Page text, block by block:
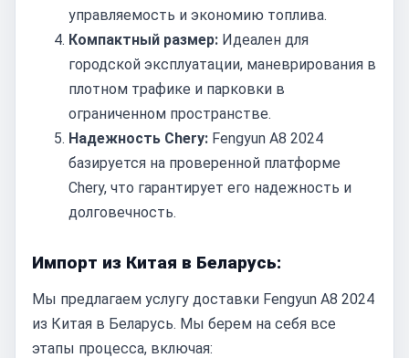
управляемость и экономию топлива.
Компактный размер: Идеален для
городской эксплуатации, маневрирования в
плотном трафике и парковки в
ограниченном пространстве.
Надежность Chery: Fengyun A8 2024
базируется на проверенной платформе
Chery, что гарантирует его надежность и
долговечность.
Импорт из Китая в Беларусь:
Мы предлагаем услугу доставки Fengyun A8 2024
из Китая в Беларусь. Мы берем на себя все
этапы процесса, включая: